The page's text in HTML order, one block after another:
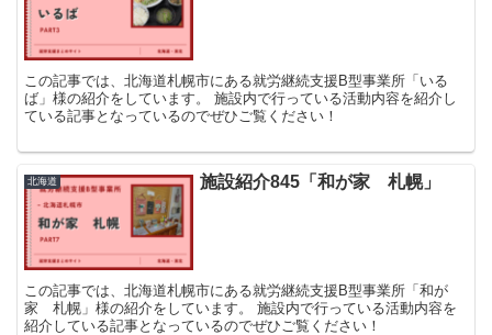
この記事では、北海道札幌市にある就労継続支援B型事業所「いる
ば」様の紹介をしています。 施設内で行っている活動内容を紹介し
ている記事となっているのでぜひご覧ください！
北海道 施設紹介845「和が家 札幌」
この記事では、北海道札幌市にある就労継続支援B型事業所「和が
家 札幌」様の紹介をしています。 施設内で行っている活動内容を
紹介している記事となっているのでぜひご覧ください！